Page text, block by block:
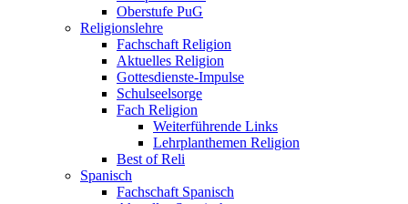
Oberstufe PuG
Religionslehre
Fachschaft Religion
Aktuelles Religion
Gottesdienste-Impulse
Schulseelsorge
Fach Religion
Weiterführende Links
Lehrplanthemen Religion
Best of Reli
Spanisch
Fachschaft Spanisch